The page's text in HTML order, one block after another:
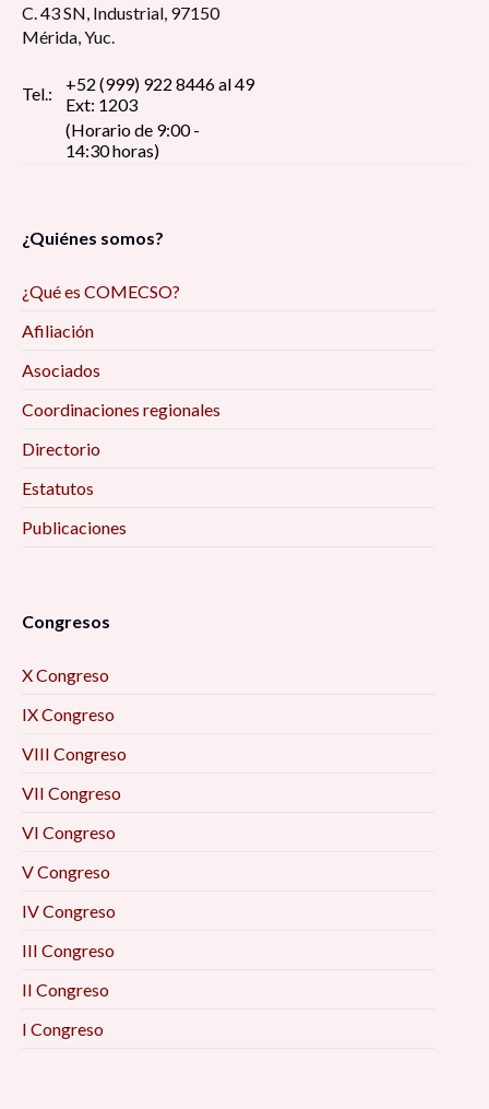
C. 43 SN, Industrial, 97150
Mérida, Yuc.
Tel.:
+52 (999) 922 8446 al 49
Ext: 1203
(Horario de 9:00 -
14:30 horas)
¿Quiénes somos?
¿Qué es COMECSO?
Afiliación
Asociados
Coordinaciones regionales
Directorio
Estatutos
Publicaciones
Congresos
X Congreso
IX Congreso
VIII Congreso
VII Congreso
VI Congreso
V Congreso
IV Congreso
III Congreso
II Congreso
I Congreso